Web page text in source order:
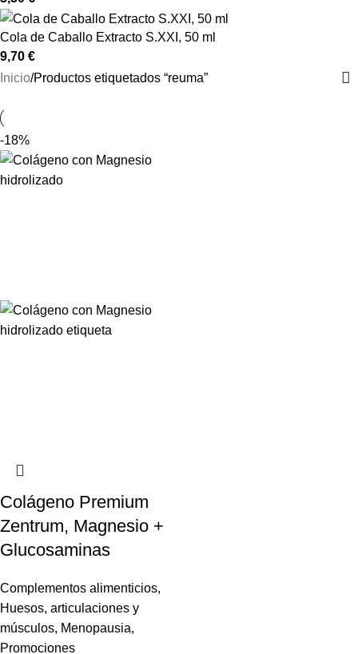
Cola de Caballo Extracto S.XXI, 50 ml
9,70 €
Inicio Productos etiquetados “reuma”
-18%
Colágeno Premium
Zentrum, Magnesio +
Glucosaminas
Complementos alimenticios,
Huesos, articulaciones y
músculos, Menopausia,
Promociones